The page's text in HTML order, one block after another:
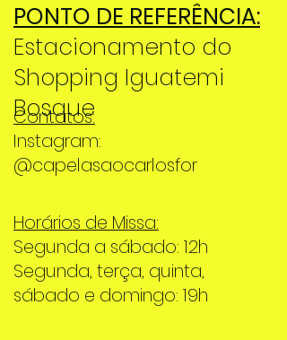
PONTO DE REFERÊNCIA:
Estacionamento do
Shopping Iguatemi
Bosque
Contatos:
Instagram:
@capelasaocarlosfor
Horários de Missa:
Segunda a sábado: 12h
Segunda, terça, quinta,
sábado e domingo: 19h